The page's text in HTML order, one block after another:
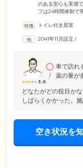
のある安心も実感
フは24時間体制で
台、浴室、ミニキ
だけます。毎日の
トイレ付き居室
2041年11月設立 /
3.0
車で訪れ
薬の量が
どなたがどの役目か
しばらくかかった。
空き状況を